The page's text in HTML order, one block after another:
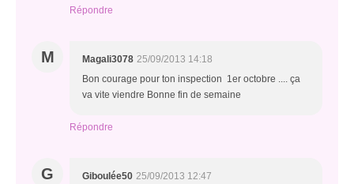
Répondre
M Magali3078 25/09/2013 14:18
Bon courage pour ton inspection 1er octobre .... ça
va vite viendre Bonne fin de semaine
Répondre
G Giboulée50 25/09/2013 12:47